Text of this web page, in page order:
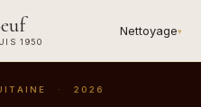
1950
Nettoyage▾
· 2026